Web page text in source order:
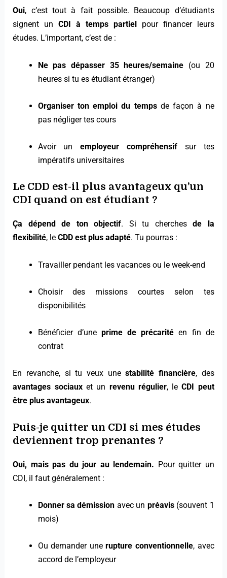
Oui, c’est tout à fait possible. Beaucoup d’étudiants
signent unCDI à temps partiel
pour financer leurs
études. L’important, c’est de :
Ne pas dépasser 35 heures/semaine (ou 20
heures si tu es étudiant étranger)
Organiser ton emploi du tempsde façon à ne
pas négliger tes cours
Avoir unemployeur compréhensif sur tes
impératifs universitaires
Le CDD est-il plus avantageux qu’un
CDI quand on est étudiant ?
Ça dépend de ton objectif. Si tu cherchesde la
flexibilité, leCDD est plus adapté. Tu pourras :
Travailler pendant les vacances ou le week-end
Choisir des missions courtes selon tes
disponibilités
Bénéficier d’une prime de précarité en fin de
contrat
En revanche, si tu veux unestabilité financière, des
avantages sociauxet un revenu régulier, leCDI peut
être plus avantageux.
Puis-je quitter un CDI si mes études
deviennent trop prenantes ?
Oui, mais pas du jour au lendemain. Pour quitter un
CDI, il faut généralement :
Donner sa démission avec un préavis(souvent 1
mois)
Ou demander unerupture conventionnelle, avec
accord de l’employeur